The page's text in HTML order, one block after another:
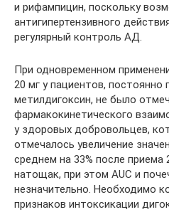
и рифампицин, поскольку
антигипертензивного
регулярный контроль АД.
При одновременном
20 мг у пациентов,
метилдигоксин, не было
фармакокинетического
у здоровых добровольцев,
отмечалось увеличение
среднем на 33% после приема
натощак, при этом AUC и
незначительно. Необходимо
признаков интоксикации